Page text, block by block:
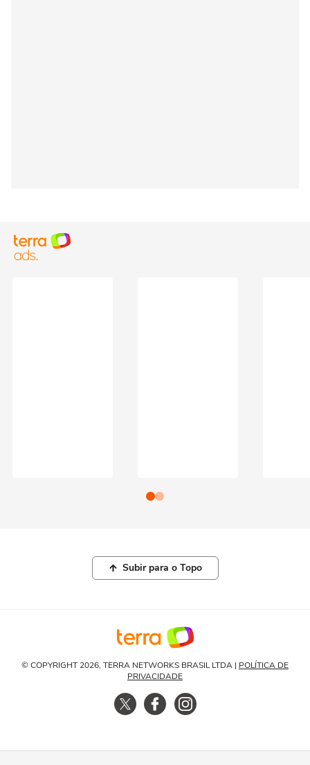
Subir para o Topo
© COPYRIGHT 2026, TERRA NETWORKS BRASIL LTDA | POLÍTICA DE
PRIVACIDADE